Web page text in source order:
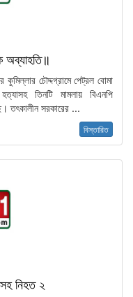
অব্যাহতি॥
চৌদ্দগ্রামে পেট্রল বোমা
তিনটি মামলায় বিএনপি
তৎকালীন সরকারের ...
বিস্তারিত
নিহত ২